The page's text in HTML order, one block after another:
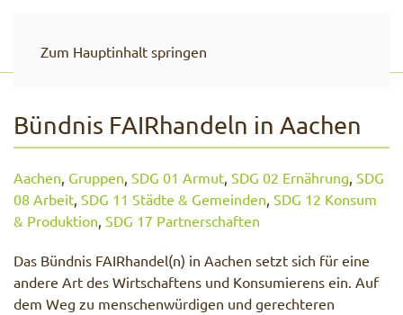
Zum Hauptinhalt springen
Bündnis FAIRhandeln in Aachen
Aachen, Gruppen, SDG 01 Armut, SDG 02 Ernährung, SDG
08 Arbeit, SDG 11 Städte & Gemeinden, SDG 12 Konsum
& Produktion, SDG 17 Partnerschaften
Das Bündnis FAIRhandel(n) in Aachen setzt sich für eine
andere Art des Wirtschaftens und Konsumierens ein. Auf
dem Weg zu menschenwürdigen und gerechteren